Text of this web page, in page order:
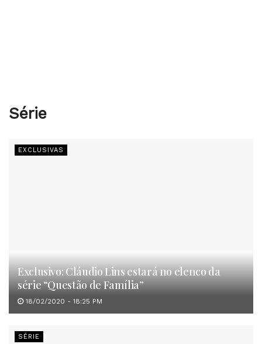
Série
EXCLUSIVAS
Exclusivo: Cláudio Lins estará no elenco da
série “Questão de Família”
18/02/2020 - 18:25 PM
SÉRIE